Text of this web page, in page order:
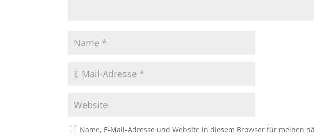
Name, E-Mail-Adresse und Website in diesem Browser für meinen